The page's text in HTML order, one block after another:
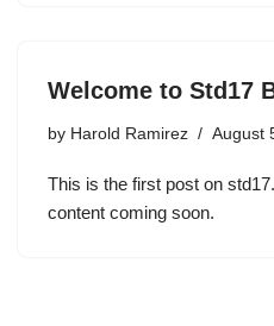
Welcome to Std17
by Harold Ramirez August
This is the first post on
content coming soon.